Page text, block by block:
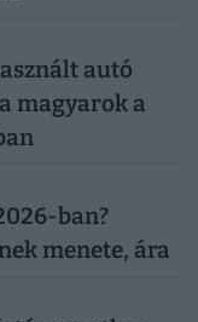
autó
magyarok a
ban?
menete, ára